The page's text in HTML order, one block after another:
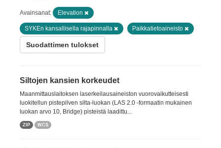
Avainsanat: Elevation
SYKEn kansallisella rajapinnalla Paikkatietoaineisto
Suodattimen tulokset
Siltojen kansien korkeudet
Maanmittauslaitoksen laserkeilausaineiston vuorovaikutteisesti
luokitellun pistepilven silta-luokan (LAS 2.0 -formaatin mukainen
luokan arvo 10, Bridge) pisteistä laadittu...
ZIP WCS